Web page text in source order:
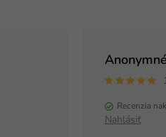
Anonymné
Recenzia
Nahlásiť